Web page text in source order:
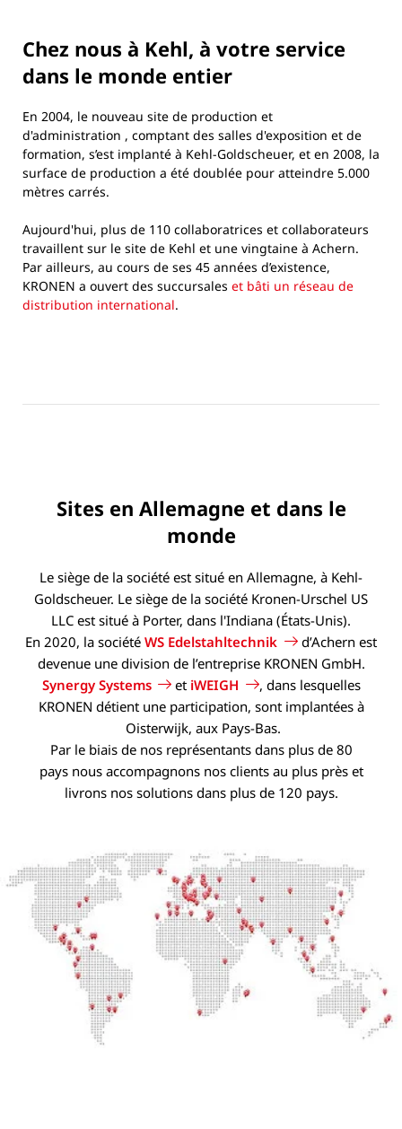
Chez nous à Kehl, à votre service
dans le monde entier
En 2004, le nouveau site de production et
d'administration , comptant des salles d'exposition et de
formation, s’est implanté à Kehl-Goldscheuer, et en 2008, la
surface de production a été doublée pour atteindre 5.000
mètres carrés.
Aujourd'hui, plus de 110 collaboratrices et collaborateurs
travaillent sur le site de Kehl et une vingtaine à Achern.
Par ailleurs, au cours de ses 45 années d’existence,
KRONEN a ouvert des succursales et bâti un réseau de
distribution international.
Sites en Allemagne et dans le
monde
Le siège de la société est situé en Allemagne, à Kehl-
Goldscheuer. Le siège de la société Kronen-Urschel US
LLC est situé à Porter, dans l'Indiana (États-Unis).
En 2020, la sociétéWS Edelstahltechnik
d’Achern est
devenue une division de l’entreprise KRONEN GmbH.
Synergy Systems
et iWEIGH
, dans lesquelles
KRONEN détient une participation, sont implantées à
Oisterwijk, aux Pays-Bas.
Par le biais de nos représentants dans plus de 80
pays nous accompagnons nos clients au plus près et
livrons nos solutions dans plus de 120 pays.